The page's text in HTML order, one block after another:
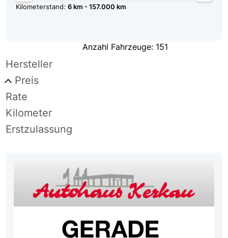
Kilometerstand:6 km 157.000 km
Hersteller
Preis
Rate
Kilometer
Erstzulassung
Anzahl Fahrzeuge: 151